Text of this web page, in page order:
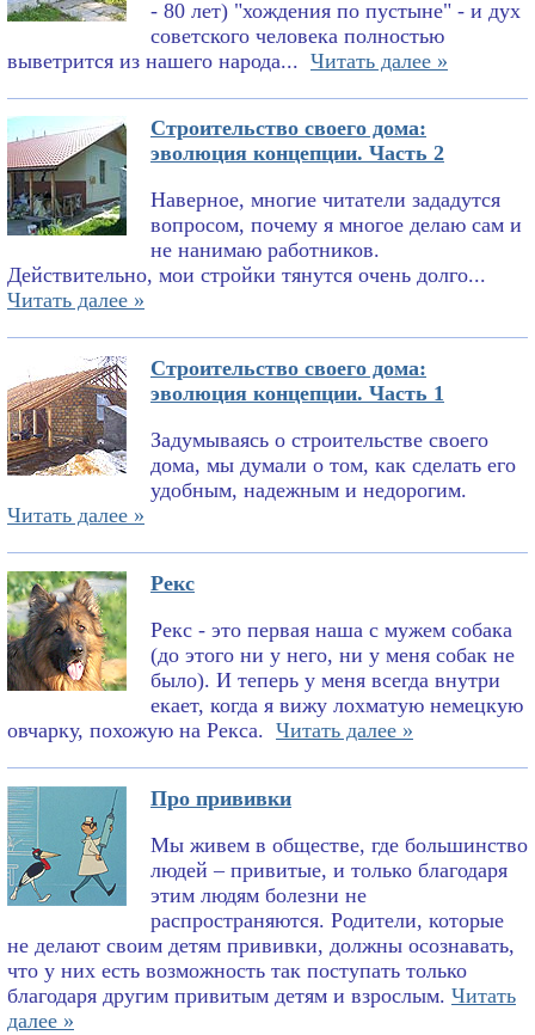
- 80 лет) "хождения по пустыне" - и дух
советского человека полностью
выветрится из нашего народа... Читать далее »
Строительство своего дома:
эволюция концепции. Часть 2
Наверное, многие читатели зададутся
вопросом, почему я многое делаю сам и
не нанимаю работников.
Действительно, мои стройки тянутся очень долго...
Читать далее »
Строительство своего дома:
эволюция концепции. Часть 1
Задумываясь о строительстве своего
дома, мы думали о том, как сделать его
удобным, надежным и недорогим.
Читать далее »
Рекс
Рекс - это первая наша с мужем собака
(до этого ни у него, ни у меня собак не
было). И теперь у меня всегда внутри
екает, когда я вижу лохматую немецкую
овчарку, похожую на Рекса. Читать далее »
Про прививки
Мы живем в обществе, где большинство
людей – привитые, и только благодаря
этим людям болезни не
распространяются. Родители, которые
не делают своим детям прививки, должны осознавать,
что у них есть возможность так поступать только
благодаря другим привитым детям и взрослым. Читать
далее »